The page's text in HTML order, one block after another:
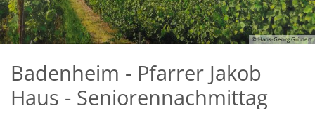
© Hans-Georg Grünert
Badenheim - Pfarrer Jakob
Haus - Seniorennachmittag